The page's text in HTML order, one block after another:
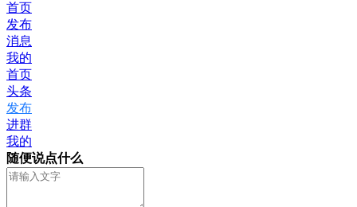
首页
发布
消息
我的
首页
头条
发布
进群
我的
随便说点什么